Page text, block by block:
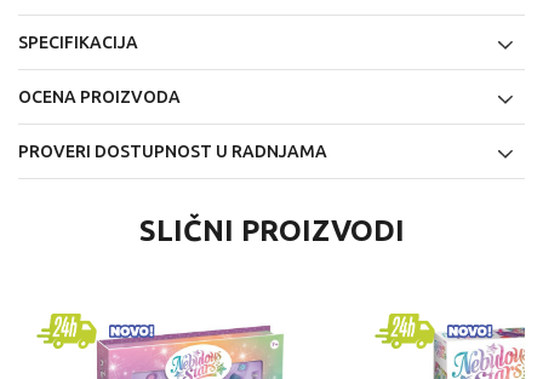
SPECIFIKACIJA
OCENA PROIZVODA
PROVERI DOSTUPNOST U RADNJAMA
SLIČNI PROIZVODI